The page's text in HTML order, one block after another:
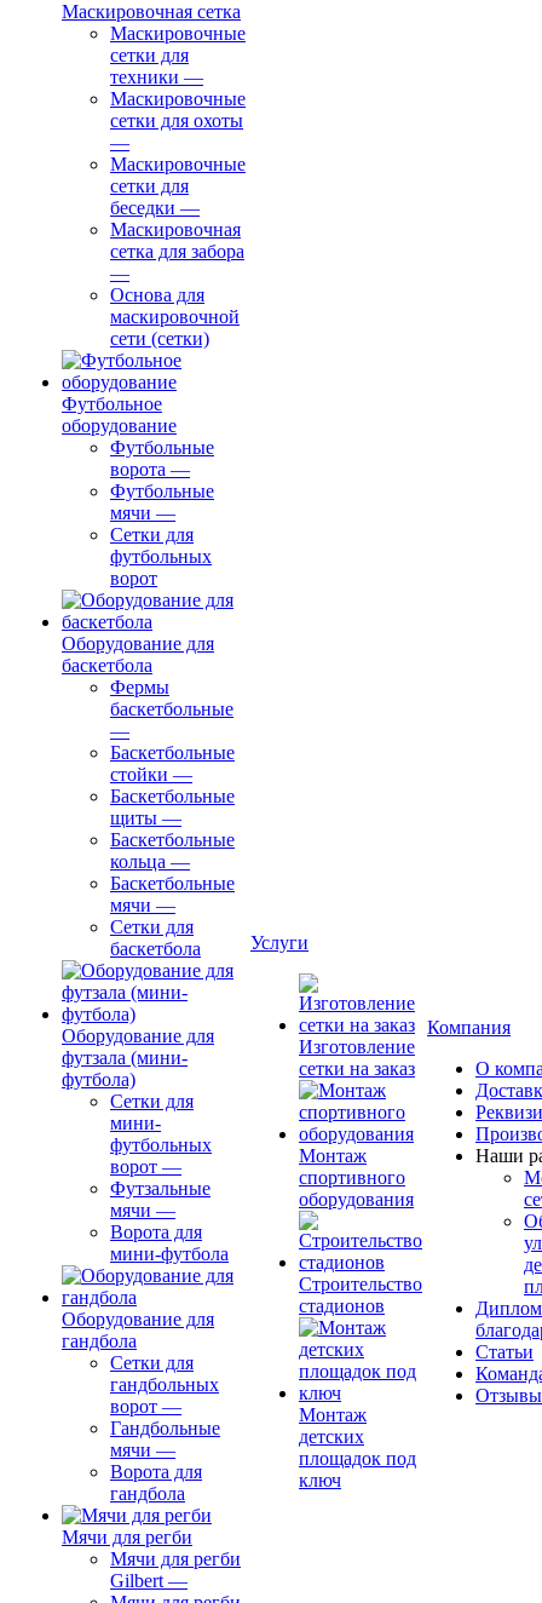
Маскировочная сетка
Маскировочные
сетки для
техники —
Маскировочные
сетки для охоты
—
Маскировочные
сетки для
беседки —
Маскировочная
сетка для забора
—
Основа для
маскировочной
сети (сетки)
Футбольное
оборудование
Футбольные
ворота —
Футбольные
мячи —
Сетки для
футбольных
ворот
Оборудование для
баскетбола
Фермы
баскетбольные
—
Баскетбольные
стойки —
Баскетбольные
щиты —
Баскетбольные
кольца —
Баскетбольные
мячи —
Сетки для
баскетбола
Оборудование для
футзала (мини-
футбола)
Сетки для
мини-
футбольных
ворот —
Футзальные
мячи —
Ворота для
мини-футбола
Оборудование для
гандбола
Сетки для
гандбольных
ворот —
Гандбольные
мячи —
Ворота для
гандбола
Мячи для регби
Мячи для регби
Gilbert —
Услуги
Изготовление
сетки на заказ
Монтаж
спортивного
оборудования
Строительство
стадионов
Монтаж
детских
площадок под
ключ
Компания
О
Наши
Статьи
Отзывы